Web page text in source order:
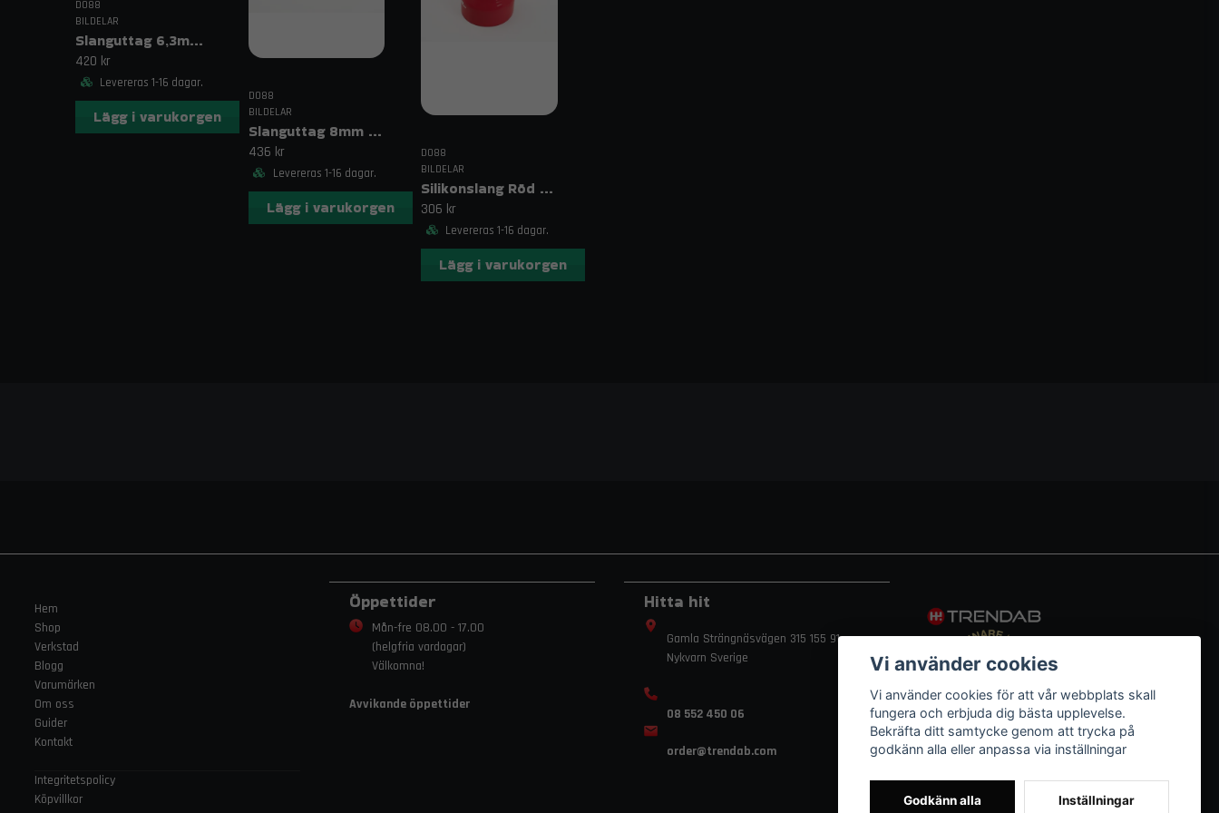
DO88
BILDELAR
Slanguttag 6,3mm (1/4")
420 kr
Levereras 1-16 dagar.
Lägg i varukorgen
DO88
BILDELAR
Slanguttag 8mm (5/16")
436 kr
Levereras 1-16 dagar.
Lägg i varukorgen
DO88
BILDELAR
Silikonslang Röd 3–4" (76–102mm)
306 kr
Levereras 1-16 dagar.
Lägg i varukorgen
Hem
Shop
Verkstad
Blogg
Varumärken
Om oss
Guider
Kontakt
Integritetspolicy
Köpvillkor
Öppettider
Mån-fre 08.00 - 17.00
(helgfria vardagar)
Välkomna!
Avvikande öppettider
Hitta hit
Gamla Strängnäsvägen 315 155 91
Nykvarn Sverige
08 552 450 06
order@trendab.com
Vi använder cookies
Vi använder cookies för att vår webbplats skall
fungera och erbjuda dig bästa upplevelse.
Bekräfta ditt samtycke genom att trycka på
godkänn alla eller anpassa via inställningar
Godkänn alla Inställningar